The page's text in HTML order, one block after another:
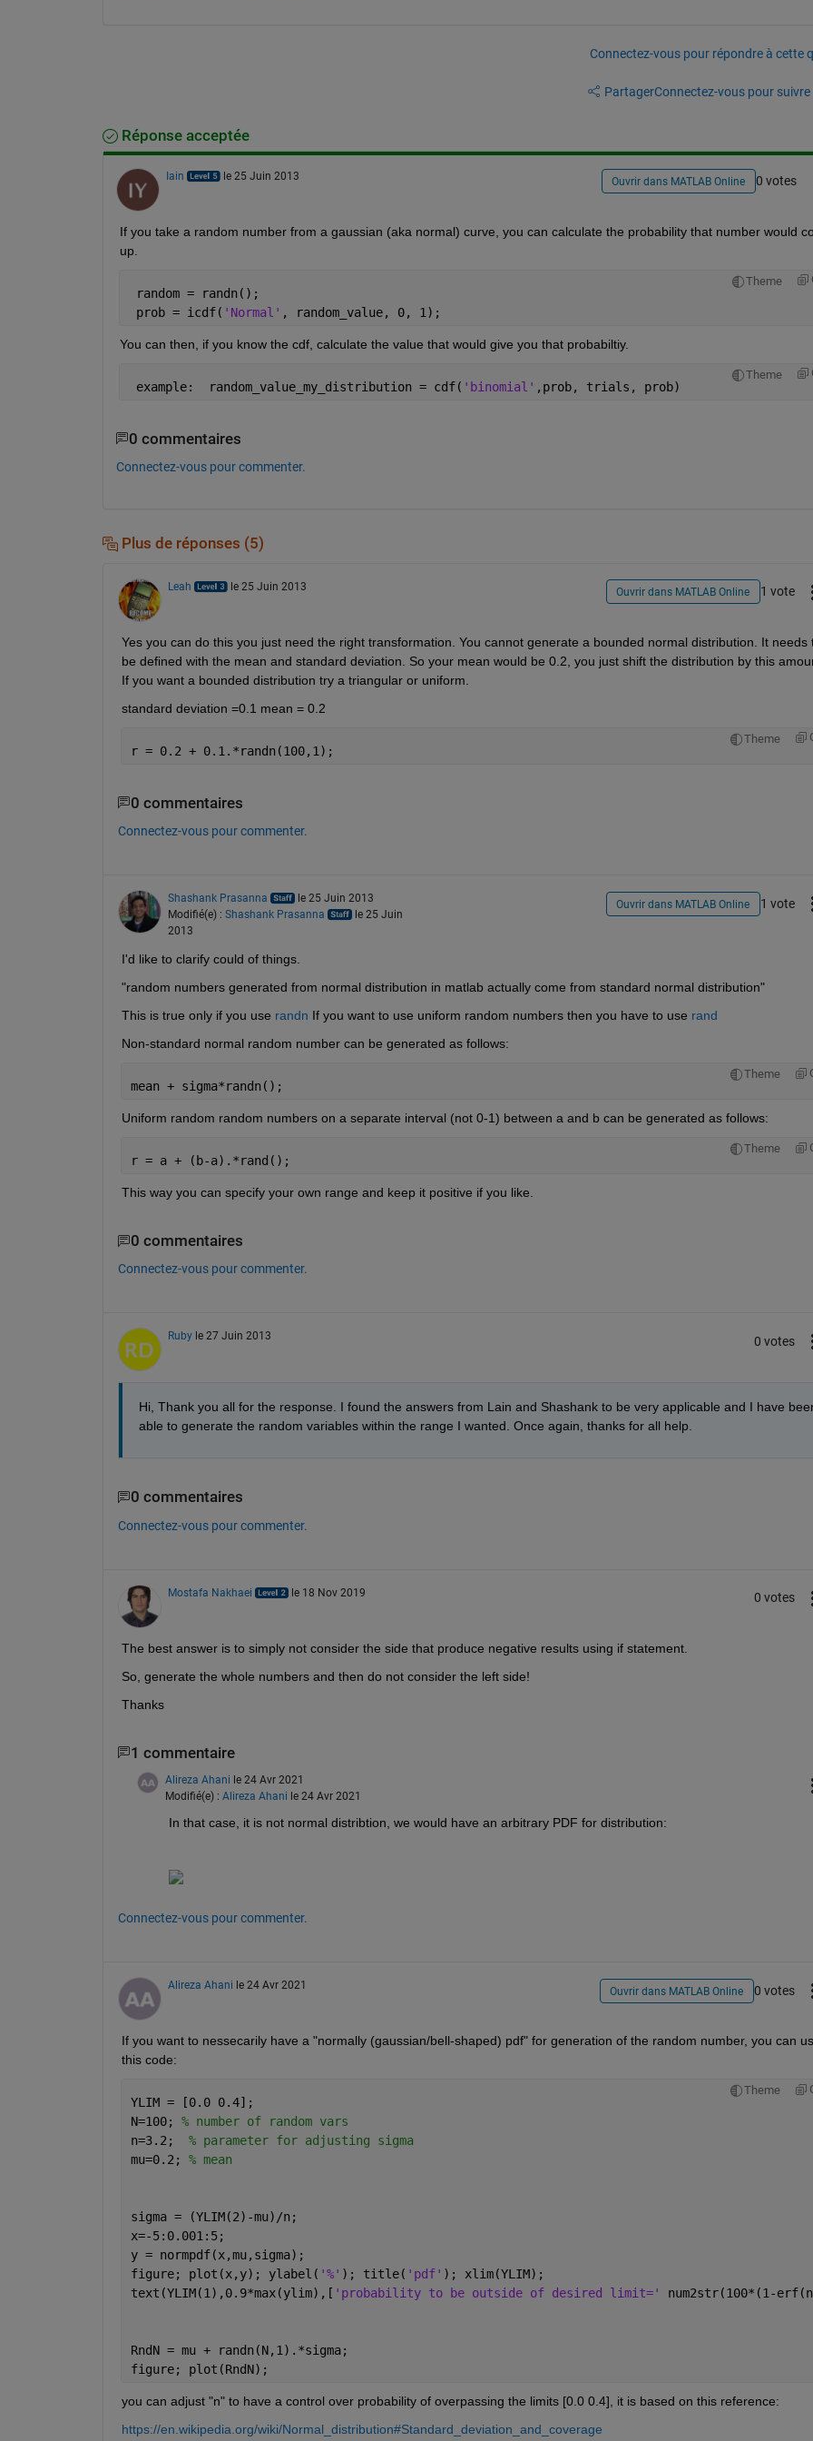
Connectez-vous pour répondre à cette
PartagerConnectez-vous pour suivre
Réponse acceptée
Iain le 25 Juin 2013 Ouvrir dans MATLAB Online 0 votes
If you take a random number from a gaussian (aka normal) curve, you can calculate the probability that number would
up.
Theme
random = randn();
prob = icdf( 'Normal' , random_value, 0, 1);
You can then, if you know the cdf, calculate the value that would give you that probabiltiy.
Theme
example:  random_value_my_distribution = cdf( 'binomial' ,prob, trials, prob)
0 commentaires
Connectez-vous pour commenter.
Plus de réponses (5)
Leah le 25 Juin 2013 Ouvrir dans MATLAB Online 1 vote
Yes you can do this you just need the right transformation. You cannot generate a bounded normal distribution. It needs
be defined with the mean and standard deviation. So your mean would be 0.2, you just shift the distribution by this
If you want a bounded distribution try a triangular or uniform.
standard deviation =0.1 mean = 0.2
Theme
r = 0.2 + 0.1.*randn(100,1);
0 commentaires
Connectez-vous pour commenter.
Shashank Prasanna
le 25 Juin 2013
Modifié(e) : Shashank Prasanna
le 25 Juin
2013
Ouvrir dans MATLAB Online 1 vote
I'd like to clarify could of things.
"random numbers generated from normal distribution in matlab actually come from standard normal distribution"
This is true only if you use randn If you want to use uniform random numbers then you have to use rand
Non-standard normal random number can be generated as follows:
Theme
mean + sigma*randn();
Uniform random random numbers on a separate interval (not 0-1) between a and b can be generated as follows:
Theme
r = a + (b-a).*rand();
This way you can specify your own range and keep it positive if you like.
0 commentaires
Connectez-vous pour commenter.
Ruby le 27 Juin 2013 0 votes
Hi, Thank you all for the response. I found the answers from Lain and Shashank to be very applicable and I have
able to generate the random variables within the range I wanted. Once again, thanks for all help.
0 commentaires
Connectez-vous pour commenter.
Mostafa Nakhaei le 18 Nov 2019 0 votes
The best answer is to simply not consider the side that produce negative results using if statement.
So, generate the whole numbers and then do not consider the left side!
Thanks
1 commentaire
Alireza Ahani le 24 Avr 2021
Modifié(e) : Alireza Ahani le 24 Avr 2021
In that case, it is not normal distribtion, we would have an arbitrary PDF for distribution:
Connectez-vous pour commenter.
Alireza Ahani le 24 Avr 2021 Ouvrir dans MATLAB Online 0 votes
If you want to nessecarily have a "normally (gaussian/bell-shaped) pdf" for generation of the random number, you can
this code:
Theme
YLIM = [0.0 0.4];
N=100; % number of random vars
n=3.2; % parameter for adjusting sigma
mu=0.2; % mean
sigma = (YLIM(2)-mu)/n;
x=-5:0.001:5;
y = normpdf(x,mu,sigma);
figure; plot(x,y); ylabel( '%' ); title( 'pdf' ); xlim(YLIM);
text(YLIM(1),0.9*max(ylim),[ 'probability to be outside of desired limit=' num2str(100*(1-
RndN = mu + randn(N,1).*sigma;
figure; plot(RndN);
you can adjust "n" to have a control over probability of overpassing the limits [0.0 0.4], it is based on this reference:
https://en.wikipedia.org/wiki/Normal_distribution#Standard_deviation_and_coverage